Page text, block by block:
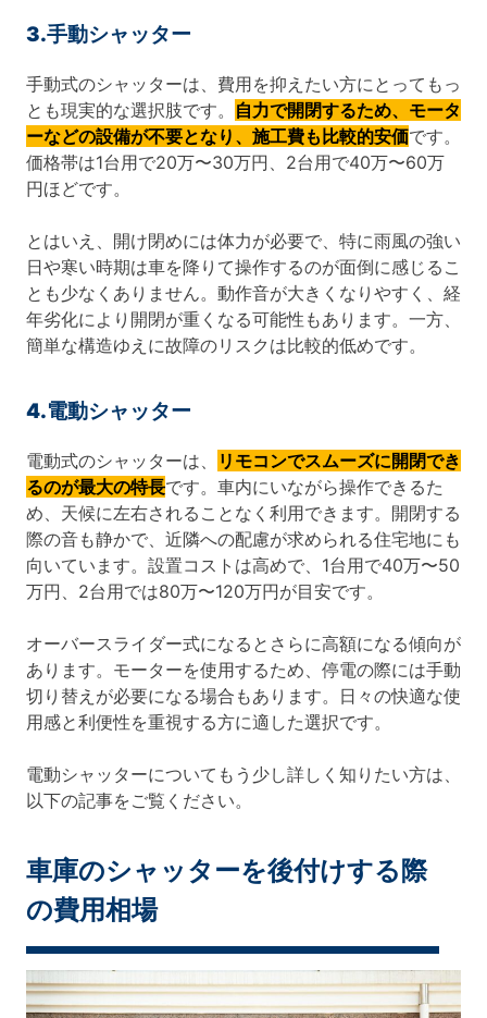
3.手動シャッター
手動式のシャッターは、費用を抑えたい方にとってもっ
とも現実的な選択肢です。 自力で開閉するため、モータ
ーなどの設備が不要となり、施工費も比較的安価です。
価格帯は1台用で20万〜30万円、2台用で40万〜60万
円ほどです。
とはいえ、開け閉めには体力が必要で、特に雨風の強い
日や寒い時期は車を降りて操作するのが面倒に感じるこ
とも少なくありません。動作音が大きくなりやすく、経
年劣化により開閉が重くなる可能性もあります。一方、
簡単な構造ゆえに故障のリスクは比較的低めです。
4.電動シャッター
電動式のシャッターは、
リモコンでスムーズに開閉でき
るのが最大の特長です。車内にいながら操作できるた
め、天候に左右されることなく利用できます。開閉する
際の音も静かで、近隣への配慮が求められる住宅地にも
向いています。設置コストは高めで、1台用で40万〜50
万円、2台用では80万〜120万円が目安です。
オーバースライダー式になるとさらに高額になる傾向が
あります。モーターを使用するため、停電の際には手動
切り替えが必要になる場合もあります。日々の快適な使
用感と利便性を重視する方に適した選択です。
電動シャッターについてもう少し詳しく知りたい方は、
以下の記事をご覧ください。
車庫のシャッターを後付けする際
の費用相場